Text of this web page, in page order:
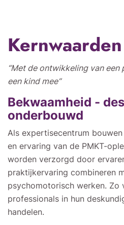
Kernwaarden
“Met de ontwikkeling van
een kind mee”
Bekwaamheid -
onderbouwd
Als expertisecentrum
en ervaring van de PMKT-
worden verzorgd door
praktijkervaring combineren
psychomotorisch werken. Zo
professionals in hun
handelen.